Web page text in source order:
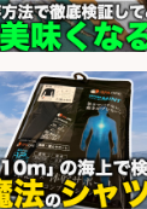
食を支える「鮮
フ」
sponsored by 求人ボックス
方の目利きでヒ